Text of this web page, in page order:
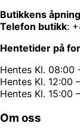
Butikkens
Telefon butikk:
Hentetider på
Hentes Kl.
Hentes Kl. 12:00
Hentes Kl. 15:00
Om oss